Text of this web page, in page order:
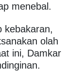
menebal.
kebakaran,
olah
ini, Damkar